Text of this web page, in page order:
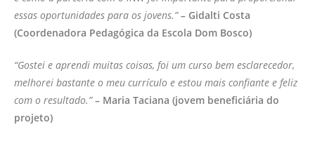
essas oportunidades para os jovens.”– Gidalti Costa
(Coordenadora Pedagógica da Escola Dom Bosco)
“Gostei e aprendi muitas coisas, foi um curso bem esclarecedor,
melhorei bastante o meu currículo e estou mais confiante e feliz
com o resultado.”– Maria Taciana (jovem beneficiária do
projeto)